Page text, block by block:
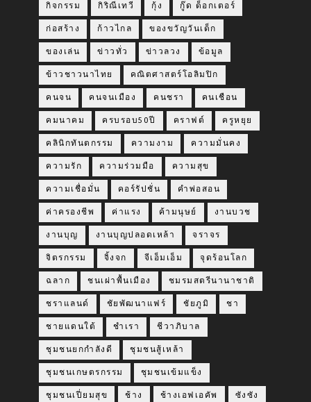
กิจกรรม กิริณีเทวี กุ้ง กู๊ด ด็อกเตอร์
ก่อสร้าง ก้าวไกล ของขวัญวันเด็ก
ของเล่น ข่าวทั่ว ข่าวลวง ข้อมูล
ข้าวชาวนาไทย คณิตศาสตร์โอลิมปิก
คนจน คนจนเมือง คนชรา คนเชือน
คมนาคม ครบรอบ50ปี คราฟต์ ครูหยุย
คลินิกทันตกรรม ความงาม ความมั่นคง
ความรัก ความร่วมมือ ความสุข
ความเชื่อมั่น คอร์รัปชั่น คำพ่อสอน
ค่าครองชีพ ค่าแรง ค้ามนุษย์ งานบวช
งานบุญ งานบุญปลอดเหล้า จราจร
จิตรกรรม จิ้งจก จีเอ็มเอ็ม จุดร้อนโลก
ฉลาก ชนเผ่าพื้นเมือง ชมรมสตรีนานาชาติ
ชราแลนด์ ชัยพัฒนาแฟร์ ชัยภูมิ ชา
ชายแดนใต้ ชำเรา ชีวาภิบาล
ชุมชนยกกำลังดี ชุมชนสู้เหล้า
ชุมชนเกษตรกรรม ชุมชนเข้มแข็ง
ชุมชนเปี่ยมสุข ช้าง ช้างเอฟเอคัพ ซังซัง